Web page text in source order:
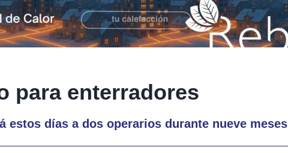
para enterradores
estos días a dos operarios durante nueve meses